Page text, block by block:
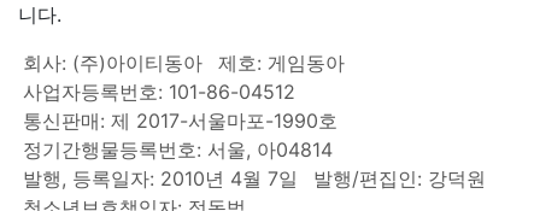
니다.
회사: (주)아이티동아
제호: 게임동아
사업자등록번호: 101-86-04512
통신판매: 제 2017-서울마포-1990호
정기간행물등록번호: 서울, 아04814
발행, 등록일자: 2010년 4월 7일
발행/편집인: 강덕원